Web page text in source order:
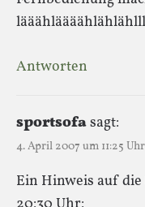
Antworten
sportsofasagt:
4. April 2007 um 11:25 Uhr
Ein Hinweis auf